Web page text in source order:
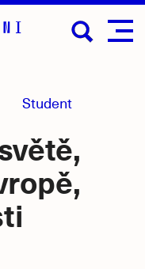
Student